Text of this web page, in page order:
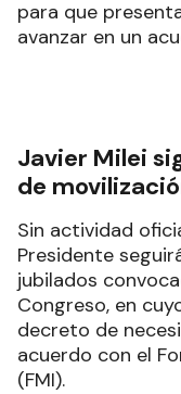
para que
avanzar en un
Javier Milei
de
Sin actividad
Presidente
jubilados
Congreso, en
decreto de
acuerdo con el
(FMI).